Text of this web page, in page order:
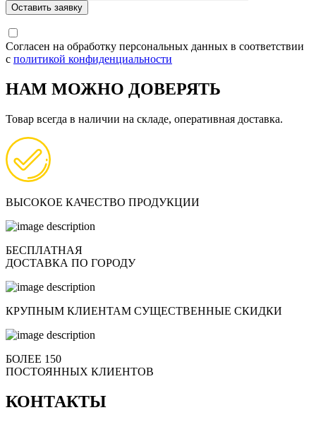
Согласен на обработку персональных данных в соответствии
с политикой конфиденциальности
НАМ МОЖНО ДОВЕРЯТЬ
Товар всегда в наличии на складе, оперативная доставка.
ВЫСОКОЕ КАЧЕСТВО ПРОДУКЦИИ
БЕСПЛАТНАЯ
ДОСТАВКА ПО ГОРОДУ
КРУПНЫМ КЛИЕНТАМ СУЩЕСТВЕННЫЕ СКИДКИ
БОЛЕЕ 150
ПОСТОЯННЫХ КЛИЕНТОВ
КОНТАКТЫ